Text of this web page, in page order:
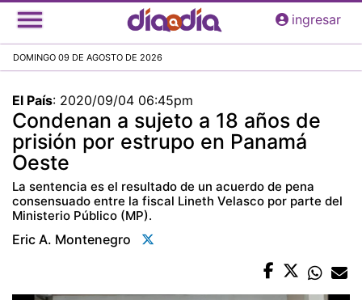
Pasar
al
principal
ingresar
DOMINGO 09 DE AGOSTO DE 2026
El País: 2020/09/04 06:45pm
Condenan a sujeto a 18 años de
prisión por estrupo en Panamá
Oeste
La sentencia es el resultado de un acuerdo de pena
consensuado entre la fiscal Lineth Velasco por parte del
Ministerio Público (MP).
Eric A. Montenegro